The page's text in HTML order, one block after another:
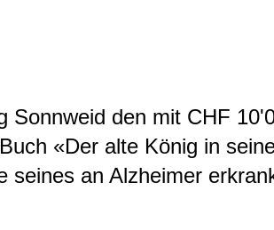
den mit CHF
«Der alte König in
an Alzheimer